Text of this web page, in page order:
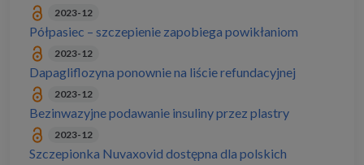
2023-12
Półpasiec – szczepienie zapobiega powikłaniom
2023-12
Dapagliflozyna ponownie na liście refundacyjnej
2023-12
Bezinwazyjne podawanie insuliny przez plastry
2023-12
Szczepionka Nuvaxovid dostępna dla polskich